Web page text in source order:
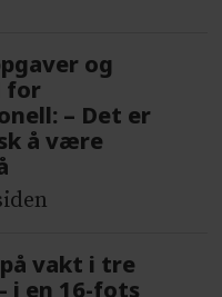
og
for
– Det er
å være
vakt i tre
i en 16-fots